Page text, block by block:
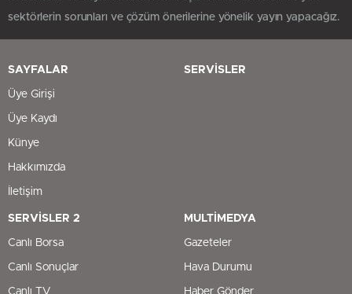
sektörlerin sorunları ve çözüm önerilerine yönelik yayın yapacağız.
SAYFALAR
Üye Girişi
Üye Kaydı
Künye
Hakkımızda
İletişim
SERVİSLER
SERVİSLER 2
Canlı Borsa
Canlı Sonuçlar
MULTİMEDYA
Gazeteler
Hava Durumu